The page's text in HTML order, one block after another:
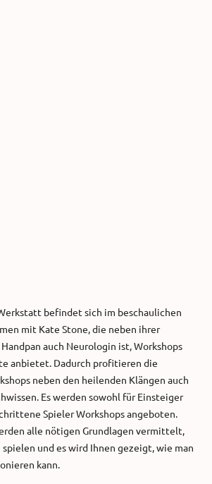
befindet sich im beschaulichen
mit Kate Stone, die neben ihrer
auch Neurologin ist, Workshops
anbietet. Dadurch profitieren die
neben den heilenden Klängen auch
Es werden sowohl für Einsteiger
Spieler Workshops angeboten.
alle nötigen Grundlagen vermittelt,
und es wird Ihnen gezeigt, wie man
kann.